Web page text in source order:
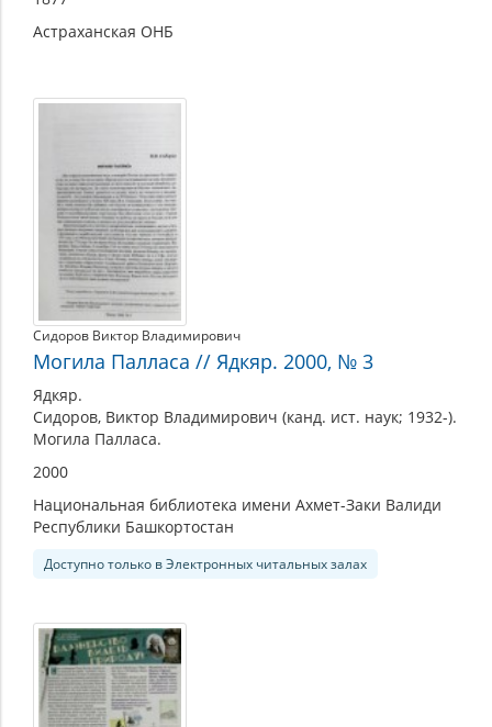
Астраханская ОНБ
Сидоров Виктор Владимирович
Могила Палласа // Ядкяр. 2000, № 3
Ядкяр.
Сидоров, Виктор Владимирович (канд. ист. наук; 1932-).
Могила Палласа.
2000
Национальная библиотека имени Ахмет-Заки Валиди
Республики Башкортостан
Доступно только в Электронных читальных залах